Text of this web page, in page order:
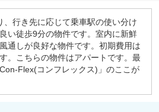
、行き先に応じて乗車駅の使い分け
い徒歩9分の物件です。室内に新鮮
通しが良好な物件です。初期費用は
。こちらの物件はアパートです。最
Flex(コンフレックス)」のここが